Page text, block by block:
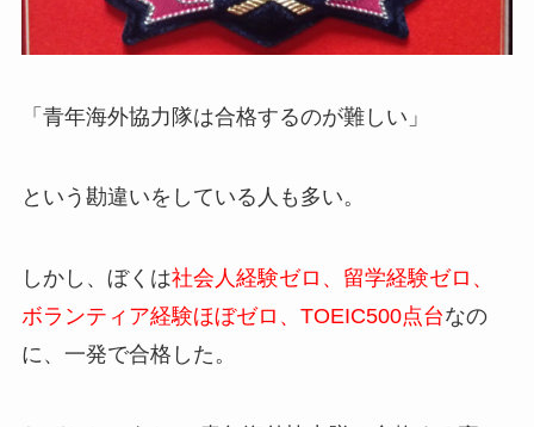
「青年海外協力隊は合格するのが難しい」
という勘違いをしている人も多い。
しかし、ぼくは社会人経験ゼロ、留学経験ゼロ、
ボランティア経験ほぼゼロ、TOEIC500点台なの
に、一発で合格した。